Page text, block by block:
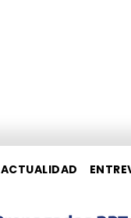
ACTUALIDAD